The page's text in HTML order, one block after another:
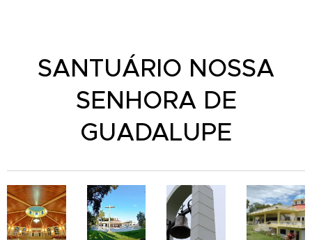
SANTUÁRIO NOSSA
SENHORA DE
GUADALUPE